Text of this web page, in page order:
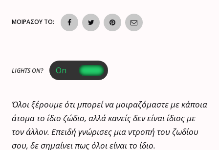
ΜΟΙΡΑΣΟΥ ΤΟ:
LIGHTS ON?
Όλοι ξέρουμε ότι μπορεί να μοιραζόμαστε με κάποια
άτομα το ίδιο ζώδιο, αλλά κανείς δεν είναι ίδιος με
τον άλλον. Επειδή γνώρισες μια ντροπή του ζωδίου
σου, δε σημαίνει πως όλοι είναι το ίδιο.